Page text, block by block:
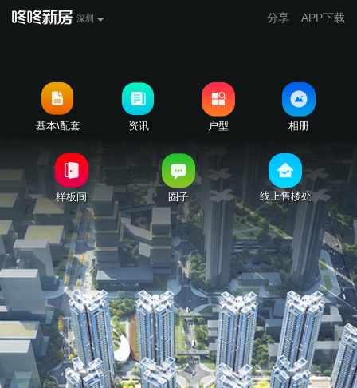
深圳 分享 APP下载
基本\配套 资讯 户型 相册
样板间 圈子 线上售楼处